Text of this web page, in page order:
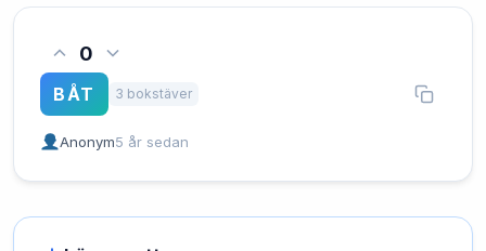
0
BÅT 3 bokstäver
Anonym5 år sedan